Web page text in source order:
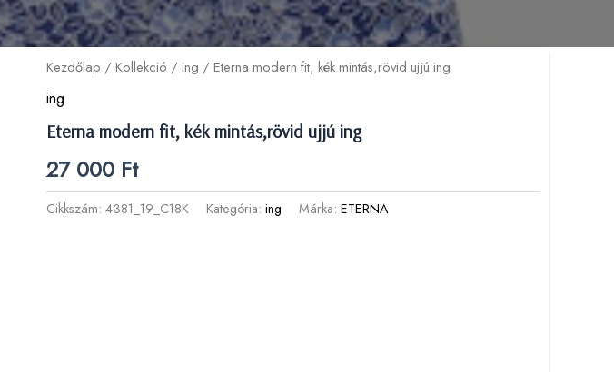
Kezdőlap /Kollekció /ing / Eterna modern fit, kék mintás,rövid ujjú ing
ing
Eterna modern fit, kék mintás,rövid ujjú ing
27 000 Ft
Cikkszám:4381_19_C18K Kategória:ing Márka:ETERNA